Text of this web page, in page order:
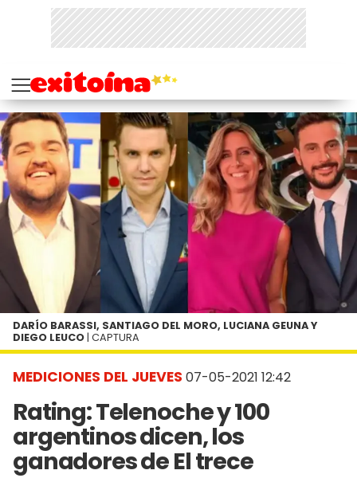
MEDICIONES DEL JUEVES 07-05-2021 12:42
Rating: Telenoche y 100
argentinos dicen, los
ganadores de El trece
DARÍO BARASSI, SANTIAGO DEL MORO, LUCIANA GEUNA Y
DIEGO LEUCO | CAPTURA